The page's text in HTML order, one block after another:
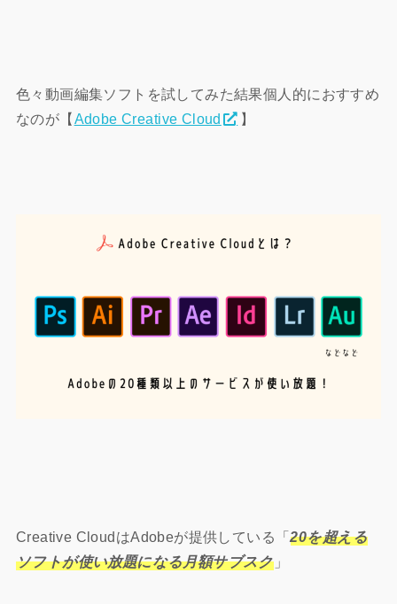
色々動画編集ソフトを試してみた結果個人的におすすめ
なのが【 Adobe Creative Cloud 】
Creative CloudはAdobeが提供している「20を超える
ソフトが使い放題になる月額サブスク」